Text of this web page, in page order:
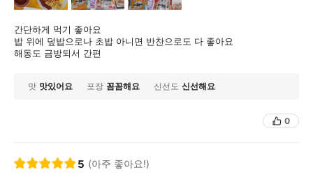
간단하게 먹기 좋아요
밥 위에 덮밥으로나 초밥 아니면 반찬으로도 다 좋아요
해동도 금방되서 간편
맛 맛있어요 포장 꼼꼼해요 신선도 신선해요
0
5 (아주 좋아요!)